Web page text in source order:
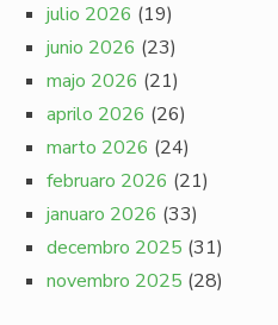
julio 2026 (19)
junio 2026 (23)
majo 2026 (21)
aprilo 2026 (26)
marto 2026 (24)
februaro 2026 (21)
januaro 2026 (33)
decembro 2025 (31)
novembro 2025 (28)